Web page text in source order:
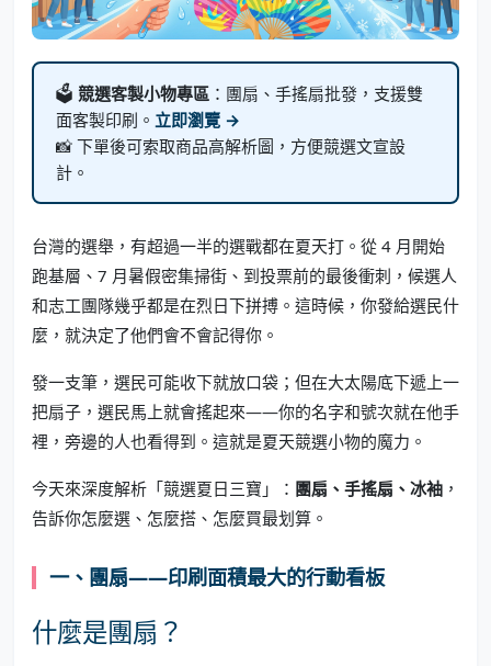
🗳️ 競選客製小物專區 ：團扇、手搖扇批發，支援雙
面客製印刷。 立即瀏覽 →
📸 下單後可索取商品高解析圖，方便競選文宣設
計。
台灣的選舉，有超過一半的選戰都在夏天打。從 4 月開始
跑基層、7 月暑假密集掃街、到投票前的最後衝刺，候選人
和志工團隊幾乎都是在烈日下拼搏。這時候，你發給選民什
麼，就決定了他們會不會記得你。
發一支筆，選民可能收下就放口袋；但在大太陽底下遞上一
把扇子，選民馬上就會搖起來——你的名字和號次就在他手
裡，旁邊的人也看得到。這就是夏天競選小物的魔力。
今天來深度解析「競選夏日三寶」： 團扇、手搖扇、冰袖 ，
告訴你怎麼選、怎麼搭、怎麼買最划算。
一、團扇——印刷面積最大的行動看板
什麼是團扇？